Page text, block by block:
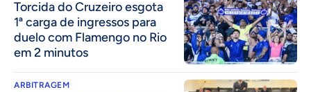
Torcida do Cruzeiro esgota
1ª carga de ingressos para
duelo com Flamengo no Rio
em 2 minutos
ARBITRAGEM